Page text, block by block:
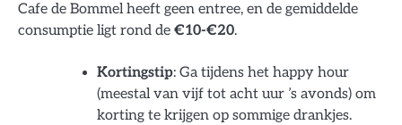
Cafe de Bommel heeft geen entree, en de gemiddelde
consumptie ligt rond de €10-€20.
Kortingstip: Ga tijdens het happy hour
(meestal van vijf tot acht uur ’s avonds) om
korting te krijgen op sommige drankjes.